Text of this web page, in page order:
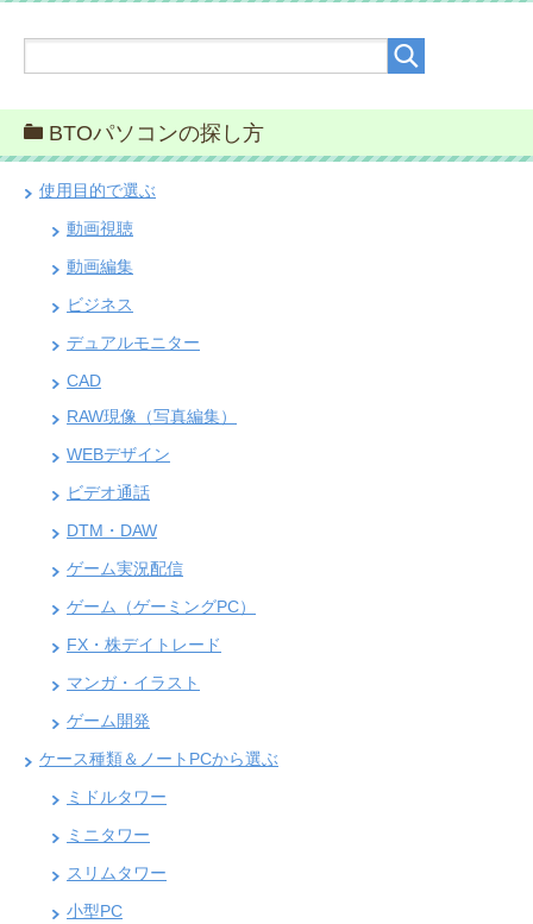
BTOパソコンの探し方
使用目的で選ぶ
動画視聴
動画編集
ビジネス
デュアルモニター
CAD
RAW現像（写真編集）
WEBデザイン
ビデオ通話
DTM・DAW
ゲーム実況配信
ゲーム（ゲーミングPC）
FX・株デイトレード
マンガ・イラスト
ゲーム開発
ケース種類＆ノートPCから選ぶ
ミドルタワー
ミニタワー
スリムタワー
小型PC